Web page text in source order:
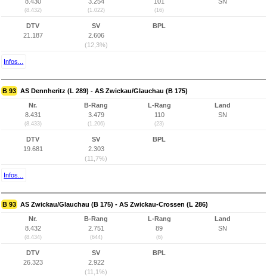
(8.432) (1.022) (16)
DTV
21.187
SV
2.606
(12,3%)
BPL
Infos...
B 93 AS Dennheritz (L 289) - AS Zwickau/Glauchau (B 175)
Nr.
8.431
(8.433)
B-Rang
3.479
(1.206)
L-Rang
110
(23)
Land
SN
DTV
19.681
SV
2.303
(11,7%)
BPL
Infos...
B 93 AS Zwickau/Glauchau (B 175) - AS Zwickau-Crossen (L 286)
Nr.
8.432
(8.434)
B-Rang
2.751
(644)
L-Rang
89
(6)
Land
SN
DTV
26.323
SV
2.922
(11,1%)
BPL